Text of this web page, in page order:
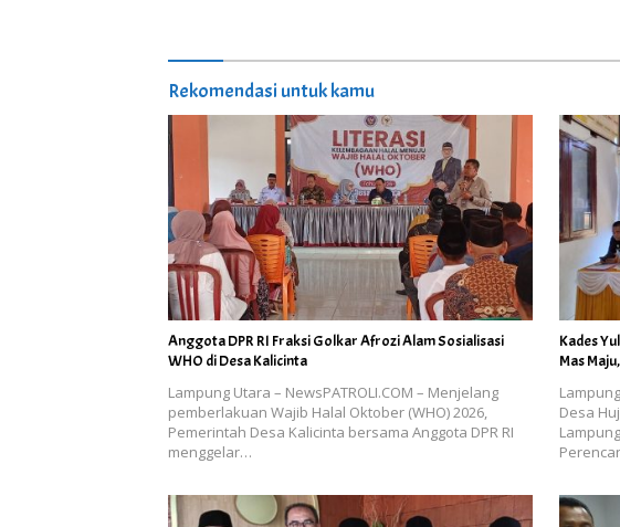
Rekomendasi untuk kamu
Anggota DPR RI Fraksi Golkar Afrozi Alam Sosialisasi
WHO di Desa Kalicinta
Lampung Utara – NewsPATROLI.COM – Menjelang
pemberlakuan Wajib Halal Oktober (WHO) 2026,
Pemerintah Desa Kalicinta bersama Anggota DPR RI
menggelar…
Kades
Mas
Desa